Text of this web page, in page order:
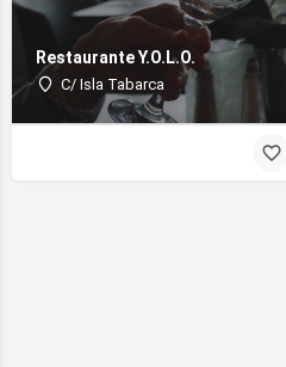
Restaurante Y.O.L.O.
C/ Isla Tabarca